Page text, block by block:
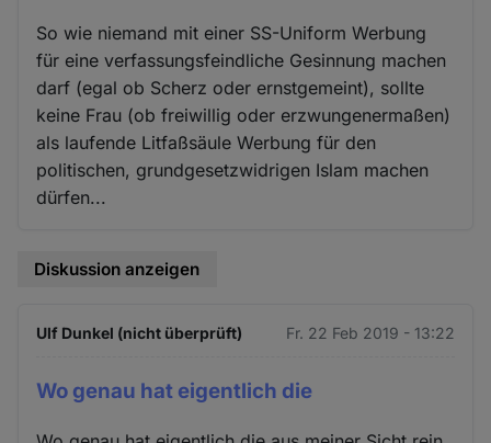
So wie niemand mit einer SS-Uniform Werbung
für eine verfassungsfeindliche Gesinnung machen
darf (egal ob Scherz oder ernstgemeint), sollte
keine Frau (ob freiwillig oder erzwungenermaßen)
als laufende Litfaßsäule Werbung für den
politischen, grundgesetzwidrigen Islam machen
dürfen...
Diskussion anzeigen
Ulf Dunkel (nicht überprüft) Fr. 22 Feb 2019 - 13:22
Wo genau hat eigentlich die